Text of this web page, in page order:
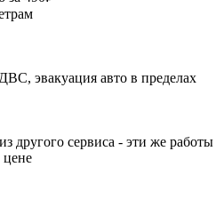
эвакуация авто в пределах
другого сервиса - эти же работы
цене